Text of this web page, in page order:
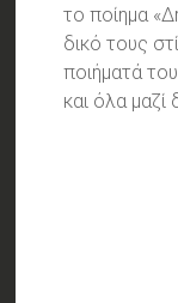
το ποίημα
δικό τους
ποιήματά
και όλα μαζί